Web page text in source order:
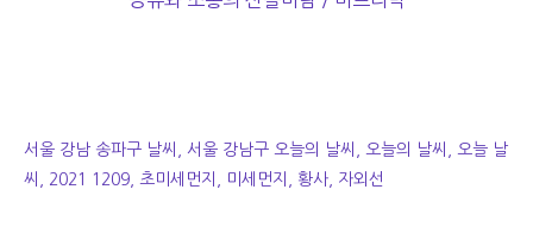
서울 강남 송파구 날씨, 서울 강남구 오늘의 날씨, 오늘의 날씨, 오늘 날
씨, 2021 1209, 초미세먼지, 미세먼지, 황사, 자외선